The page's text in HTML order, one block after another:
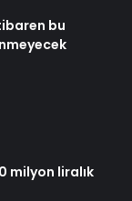
bu
milyon liralık